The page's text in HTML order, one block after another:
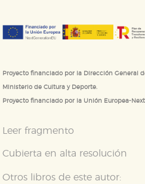
Proyecto financiado por la Dirección General
Ministerio de Cultura y Deporte.
Proyecto financiado por la Unión Europea-
Leer fragmento
Cubierta en alta resolución
Otros libros de este autor:
correctamente.
Cookies de rendimiento y
nuestro sitio web.
vez que nos visita. La
tanto, es anónima.
Estas cookies son
publicitarios y se utilizan
almacenan directamente
navegador y dispositivo de